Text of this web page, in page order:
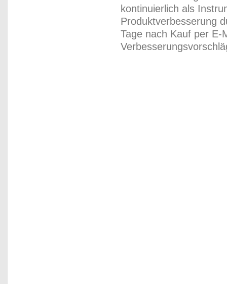
kontinuierlich als
Produktverbesserung
Tage nach Kauf per E-